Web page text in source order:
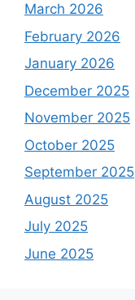
March 2026
February 2026
January 2026
December 2025
November 2025
October 2025
September 2025
August 2025
July 2025
June 2025